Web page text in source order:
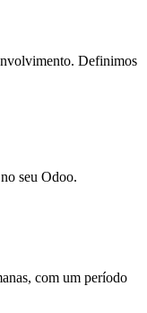
Definimos
seu Odoo.
com um período